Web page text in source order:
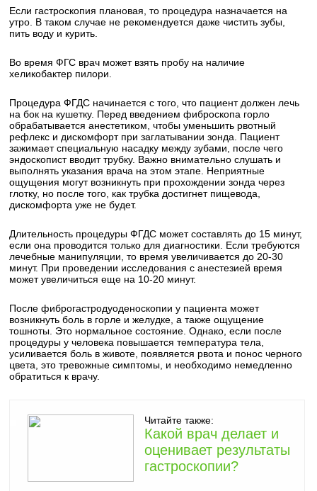
Если гастроскопия плановая, то процедура назначается на
утро. В таком случае не рекомендуется даже чистить зубы,
пить воду и курить.
Во время ФГС врач может взять пробу на наличие
хеликобактер пилори.
Процедура ФГДС начинается с того, что пациент должен лечь
на бок на кушетку. Перед введением фиброскопа горло
обрабатывается анестетиком, чтобы уменьшить рвотный
рефлекс и дискомфорт при заглатывании зонда. Пациент
зажимает специальную насадку между зубами, после чего
эндоскопист вводит трубку. Важно внимательно слушать и
выполнять указания врача на этом этапе. Неприятные
ощущения могут возникнуть при прохождении зонда через
глотку, но после того, как трубка достигнет пищевода,
дискомфорта уже не будет.
Длительность процедуры ФГДС может составлять до 15 минут,
если она проводится только для диагностики. Если требуются
лечебные манипуляции, то время увеличивается до 20-30
минут. При проведении исследования с анестезией время
может увеличиться еще на 10-20 минут.
После фиброгастродуоденоскопии у пациента может
возникнуть боль в горле и желудке, а также ощущение
тошноты. Это нормальное состояние. Однако, если после
процедуры у человека повышается температура тела,
усиливается боль в животе, появляется рвота и понос черного
цвета, это тревожные симптомы, и необходимо немедленно
обратиться к врачу.
Читайте также:
Какой врач делает и
оценивает результаты
гастроскопии?